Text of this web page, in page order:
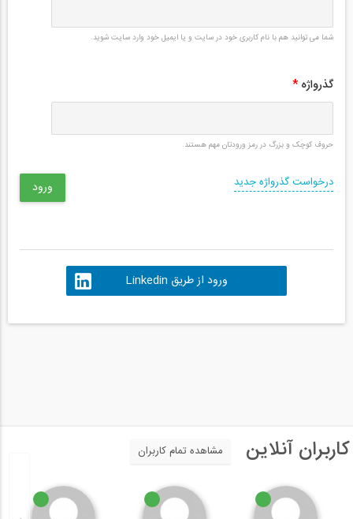
شما می توانید هم با نام کاربری خود در سایت و یا ایمیل خود وارد سایت شوید.
گذرواژه *
حروف کوچک و بزرگ در رمز ورودتان مهم هستند.
درخواست گذرواژه جدید
ورود از طریق Linkedin
کاربران آنلاین مشاهده تمام کاربران